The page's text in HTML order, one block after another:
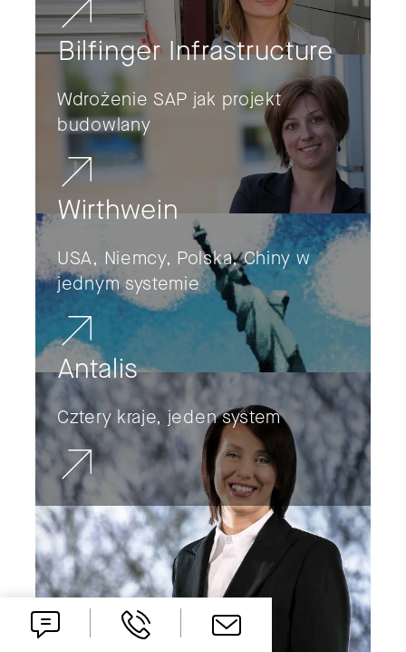
Bilfinger Infrastructure
Wdrożenie SAP jak projekt
budowlany
Wirthwein
USA, Niemcy, Polska, Chiny w
jednym systemie
Antalis
Cztery kraje, jeden system
SAP w Polsce: poznaj nasze